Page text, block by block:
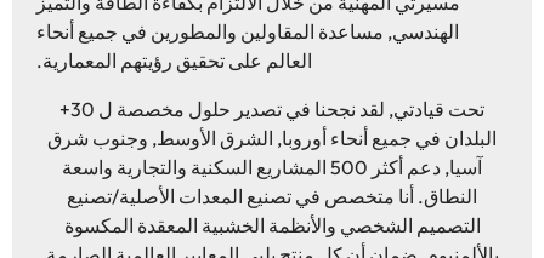
الهندسي, مساعدة المقاولين والمطورين في جميع أنحاء
العالم على تحقيق رؤيتهم المعمارية.
تحت قيادتي, لقد نجحنا في تصدير حلول مخصصة ل 30+
البلدان في جميع أنحاء أوروبا, الشرق الأوسط, وجنوب شرق
آسيا, دعم أكثر 500 المشاريع السكنية والتجارية واسعة
النطاق. أنا متخصص في تصنيع المعدات الأصلية/تصنيع
التصميم الشخصي والأنظمة الخشبية المعقدة المكسوة